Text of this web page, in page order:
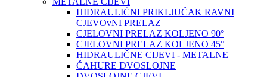
HIDRAULIČNI PRIKLJUČAK RAVNI
CJEVOvNI PRELAZ
CJELOVNI PRELAZ KOLJENO 90°
CJELOVNI PRELAZ KOLJENO 45°
HIDRAULIČNE CIJEVI - METALNE
ČAHURE DVOSLOJNE